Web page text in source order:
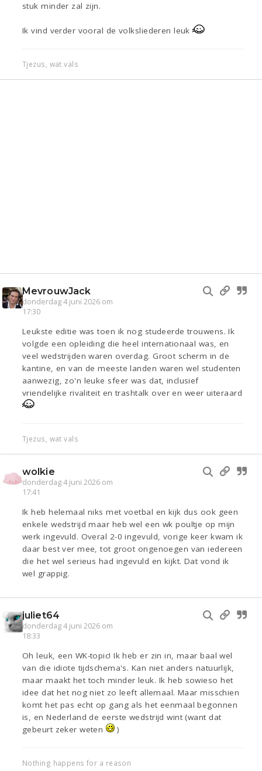
stuk minder zal zijn.
Ik vind verder vooral de volksliederen leuk
Tjezus, wat vals
MevrouwJack
donderdag 4 juni 2026 om
17:30
Leukste editie was toen ik nog studeerde trouwens. Ik
volgde een opleiding die heel internationaal was, en
veel wedstrijden waren overdag. Groot scherm in de
kantine, en van de meeste landen waren wel studenten
aanwezig, zo'n leuke sfeer was dat, inclusief
vriendelijke rivaliteit en trashtalk over en weer uiteraard
Tjezus, wat vals
wolkie
donderdag 4 juni 2026 om
17:41
Ik heb helemaal niks met voetbal en kijk dus ook geen
enkele wedstrijd maar heb wel een wk poultje op mijn
werk ingevuld. Overal 2-0 ingevuld, vorige keer kwam ik
daar best ver mee, tot groot ongenoegen van iedereen
die het wel serieus had ingevuld en kijkt. Dat vond ik
wel grappig.
juliet64
donderdag 4 juni 2026 om
18:33
Oh leuk, een WK-topic! Ik heb er zin in, maar baal wel
van die idiote tijdschema's. Kan niet anders natuurlijk,
maar maakt het toch minder leuk. Ik heb sowieso het
idee dat het nog niet zo leeft allemaal. Maar misschien
komt het pas echt op gang als het eenmaal begonnen
is, en Nederland de eerste wedstrijd wint (want dat
gebeurt zeker weten
)
Nothing happens for a reason